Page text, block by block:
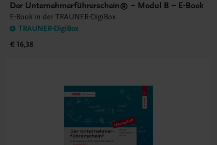
Der Unternehmerführerschein® – Modul B – E-Book
E-Book in der TRAUNER-DigiBox
TRAUNER-DigiBox
€ 16,38